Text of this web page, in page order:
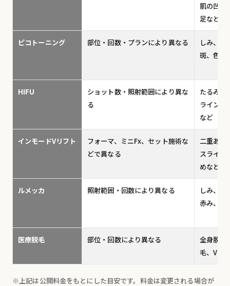
肌の凹凸
足など
ピコトーニング 部位・回数・プランにより異なる
しみ、く
斑、色ム
HIFU
ショット数・照射範囲により異な
る
たるみ、
ライン、
など
インモードVリフト
フォーマ、ミニFx、セット施術な
どで異なる
二重あご
スライン
めなど
ルメッカ 照射範囲・回数により異なる
しみ、そ
赤み、く
医療脱毛 部位・回数により異なる
全身脱毛
毛、VIO
※上記は公開料金をもとにした目安です。料金は変更される場合が